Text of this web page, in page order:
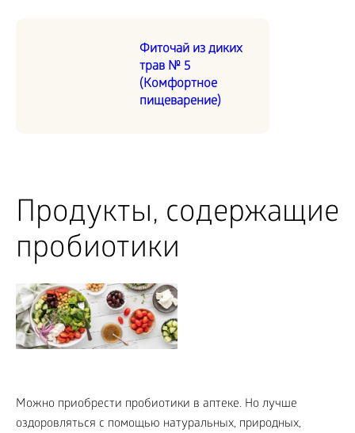
Фиточай из диких
трав № 5
(Комфортное
пищеварение)
Продукты, содержащие
пробиотики
Можно приобрести пробиотики в аптеке. Но лучше
оздоровляться с помощью натуральных, природных,